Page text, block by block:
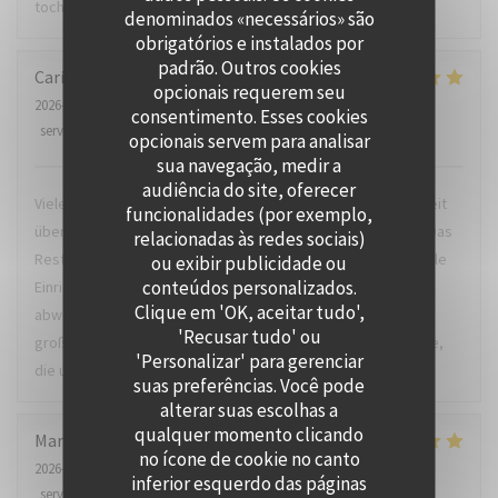
denominados «necessários» são
obrigatórios e instalados por
padrão. Outros cookies
opcionais requerem seu
consentimento. Esses cookies
opcionais servem para analisar
sua navegação, medir a
audiência do site, oferecer
funcionalidades (por exemplo,
relacionadas às redes sociais)
ou exibir publicidade ou
conteúdos personalizados.
Clique em 'OK, aceitar tudo',
'Recusar tudo' ou
'Personalizar' para gerenciar
suas preferências. Você pode
alterar suas escolhas a
qualquer momento clicando
no ícone de cookie no canto
inferior esquerdo das páginas
toch niet zo gratis als gedacht. Viel wel zwaar tegen.
Carina
2026-07-21
- 18:30 - guests 2
service
ambience /5 quality_price
Vielen Dank für den sehr sehr schönen Abend. Für uns, die seit
über 20 Jahren auf die Insel kommen, ein echter Mehrwert. Das
Restaurant besticht unter anderem durch die geschmackvolle
Einrichtung und die offene Küche. Tolle ausgefallene Karte,
abwechslungsreiches Menü, Regionale Produkte und ein
großartiger Service. Einen herzlichen Dank auch an die Küche,
die uns eine Gaumenfreude beschert hat.
Marie-ChristineS
2026-07-22
- 18:00 - guests 2
service
ambience:5 /5 menu: 5/5 quality_price: